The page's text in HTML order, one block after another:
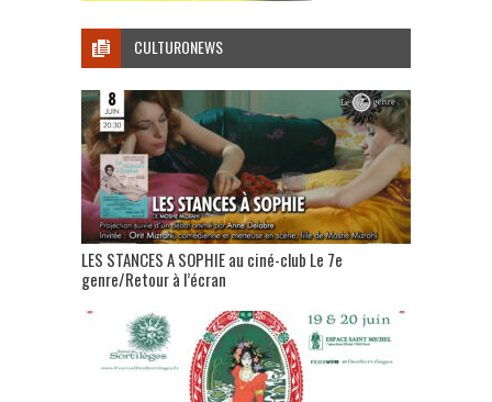
CULTURONEWS
LES STANCES A SOPHIE au ciné-club Le 7e
genre/Retour à l’écran